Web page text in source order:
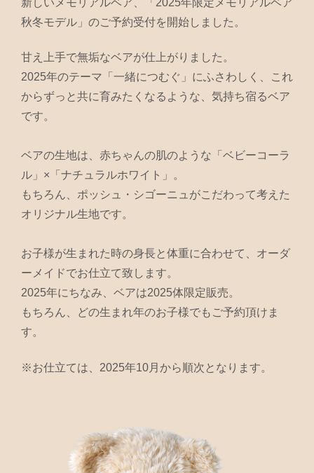
秋冬モデル」のご予約受付を開始しました。
甘え上手で無垢なベアが仕上がりました。
2025年のテーマ「一緒につむぐ」にふさわしく、これ
からずっと共に育みたくなるような、気持ち宿るベア
です。
ベアの生地は、赤ちゃんの肌のような「ベビーコーラ
ル」×「ナチュラルホワイト」。
もちろん、ポッシュ・シゴーニュがこだわって考えた
オリジナル生地です。
お子様が生まれた時の身長と体重に合わせて、オーダ
ーメイドでお仕立て致します。
2025年にちなみ、ベアは2025体限定販売。
もちろん、どの生まれ年のお子様でもご予約頂けま
す。
※お仕立ては、2025年10月から順次となります。